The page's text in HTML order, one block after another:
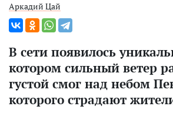
Аркадий Цай
В сети появилось
котором сильный ветер
густой смог над небом
которого страдают